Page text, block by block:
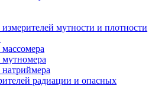
мутности и плотности
радиации и опасных